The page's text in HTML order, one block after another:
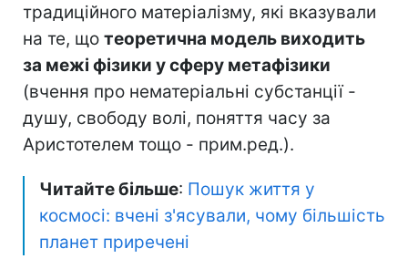
традиційного матеріалізму, які вказували
на те, що теоретична модель виходить
за межі фізики у сферу метафізики
(вчення про нематеріальні субстанції -
душу, свободу волі, поняття часу за
Аристотелем тощо - прим.ред.).
Читайте більше: Пошук життя у
космосі: вчені з'ясували, чому більшість
планет приречені